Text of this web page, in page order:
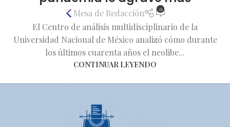
Mesa de Redacción 0
El Centro de análisis multidisciplinario de la
Universidad Nacional de México analizó cómo durante
los últimos cuarenta años el neolibe...
CONTINUAR LEYENDO